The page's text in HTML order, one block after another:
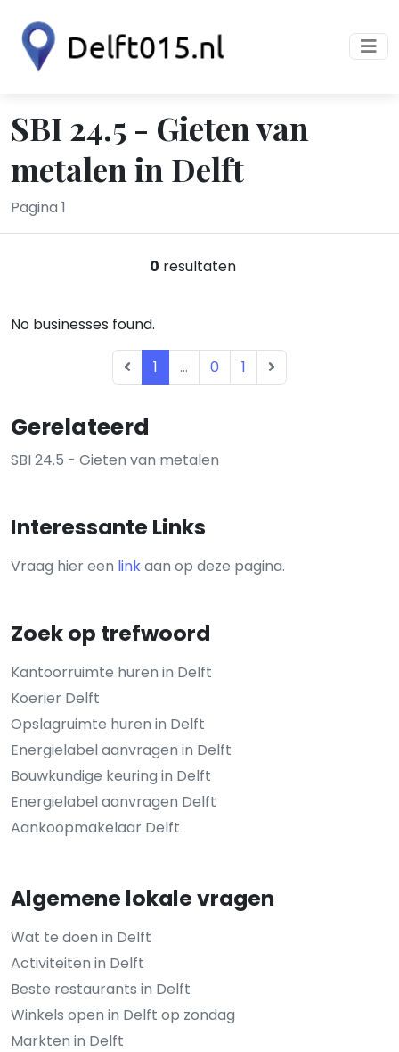
SBI 24.5 - Gieten van
metalen in Delft
Pagina 1
Gerelateerd
SBI 24.5 - Gieten van metalen
Interessante Links
Vraag hier een linkaan op deze pagina.
Zoek op trefwoord
Kantoorruimte huren in Delft
Koerier Delft
Opslagruimte huren in Delft
Energielabel aanvragen in Delft
Bouwkundige keuring in Delft
Energielabel aanvragen Delft
Aankoopmakelaar Delft
Algemene lokale vragen
Wat te doen in Delft
Activiteiten in Delft
Beste restaurants in Delft
Winkels open in Delft op zondag
Markten in Delft
0 resultaten
No businesses found.
1 ... 0 1